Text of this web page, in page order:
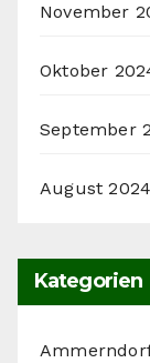
November
Oktober
September
August 2024
Kategorien